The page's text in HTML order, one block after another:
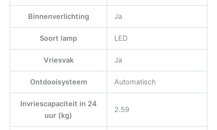
Binnenverlichting Ja
Soort lamp LED
Vriesvak Ja
Ontdooisysteem Automatisch
Invriescapaciteit in 24
uur (kg)
2.59